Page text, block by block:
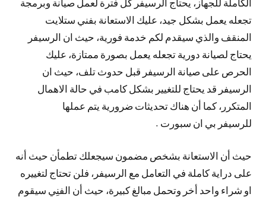
الكاملة للجهاز، يحتاج الرسيفر كل فترة لعمل صيانة وبرمجة
تجعله يعمل بشكل جيد، عليك الاستعانة بفني ستلايت
المنقف والذي سيقدم لكم خدمة فورية، حيث ان الرسيفر
يحتاج لصيانة دورية تجعله يعمل بصورة ممتازة، عليك
الحرص على صيانة الرسيفر قبل حدوث تلف، حيث ان
الرسيفر قد يحتاج للتغيير بشكل كامب في حالة الاهمال
المتكرر، كما أن هناك تحديثات ضرورية يتم عملها
للرسيفر بي ان سبورت .
حيث أن الاستعانة بشخص مضمون سيجعلك تطمأن حيث أنه
على دراية كاملة في التعامل مع الرسيفر، فلن تحتاج لتغييره
او شراء واحد أخر وتحمل مبالغ كبيرة، حيث أن الفنِي سيقوم